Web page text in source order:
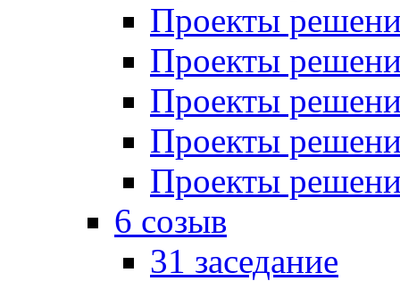
Проекты
Проекты
Проекты
Проекты
Проекты
6 созыв
31 заседание